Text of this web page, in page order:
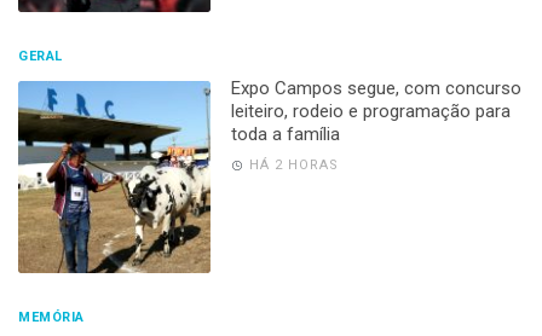
GERAL
Expo Campos segue, com concurso
leiteiro, rodeio e programação para
toda a família
HÁ 2 HORAS
MEMÓRIA